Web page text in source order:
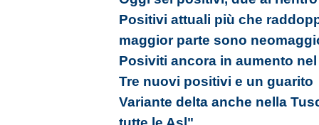
Positivi attuali più che
maggior parte sono
Posiviti ancora in aumento
Tre nuovi positivi e un guarito
Variante delta anche nella